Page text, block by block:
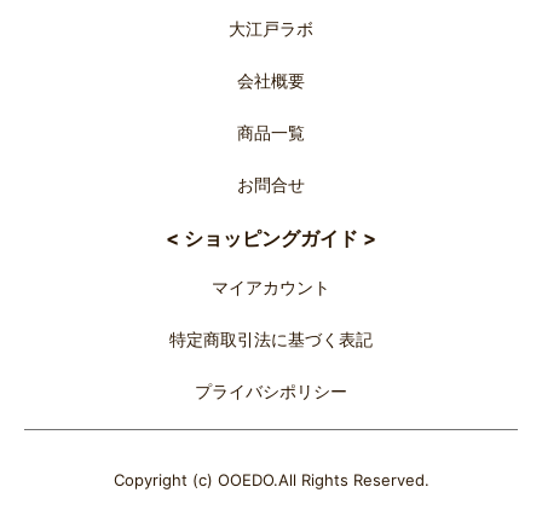
大江戸ラボ
会社概要
商品一覧
お問合せ
< ショッピングガイド >
マイアカウント
特定商取引法に基づく表記
プライバシポリシー
Copyright (c) OOEDO.All Rights Reserved.